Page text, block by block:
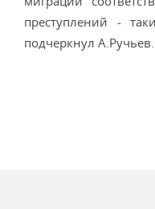
преступлений -
подчеркнул А.Ручьев.